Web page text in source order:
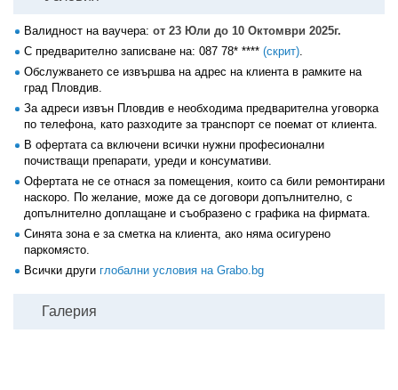
Валидност на ваучера: от 23 Юли до 10 Октомври 2025г.
С предварително записване на: 087 78* **** (скрит).
Обслужването се извършва на адрес на клиента в рамките на
град Пловдив.
За адреси извън Пловдив е необходима предварителна уговорка
по телефона, като разходите за транспорт се поемат от клиента.
В офертата са включени всички нужни професионални
почистващи препарати, уреди и консумативи.
Офертата не се отнася за помещения, които са били ремонтирани
наскоро. По желание, може да се договори допълнително, с
допълнително доплащане и съобразено с графика на фирмата.
Синята зона е за сметка на клиента, ако няма осигурено
паркомясто.
Всички други глобални условия на Grabo.bg
Галерия